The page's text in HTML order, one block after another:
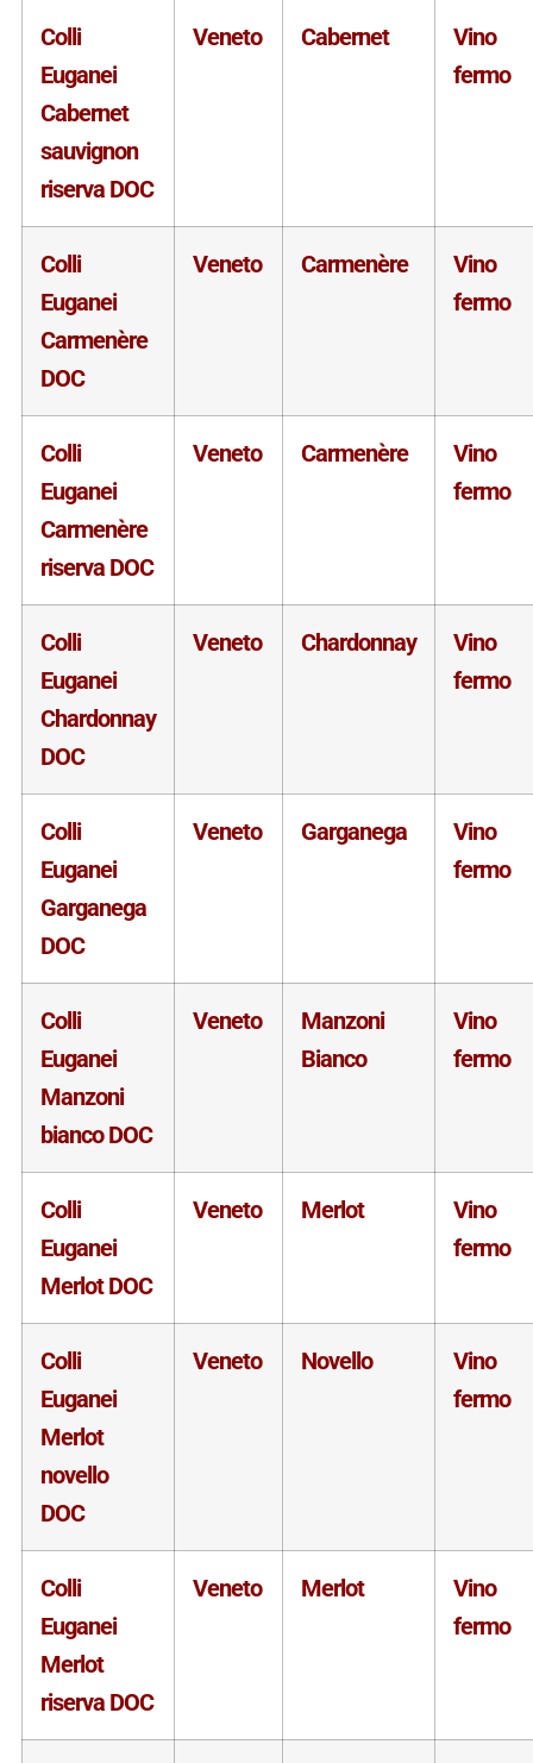
Colli
Euganei
Cabernet
sauvignon
riserva DOC
Veneto Cabernet
Vino
fermo
Colli
Euganei
Carmenère
DOC
Veneto Carmenère
Vino
fermo
Colli
Euganei
Carmenère
riserva DOC
Veneto Carmenère
Vino
fermo
Colli
Euganei
Chardonnay
DOC
Veneto Chardonnay
Vino
fermo
Colli
Euganei
Garganega
DOC
Veneto Garganega
Vino
fermo
Colli
Euganei
Manzoni
bianco DOC
Veneto
Manzoni
Bianco
Vino
fermo
Colli
Euganei
Merlot DOC
Veneto Merlot
Vino
fermo
Colli
Euganei
Merlot
novello
DOC
Veneto Novello
Vino
fermo
Colli
Euganei
Merlot
riserva DOC
Veneto Merlot
Vino
fermo